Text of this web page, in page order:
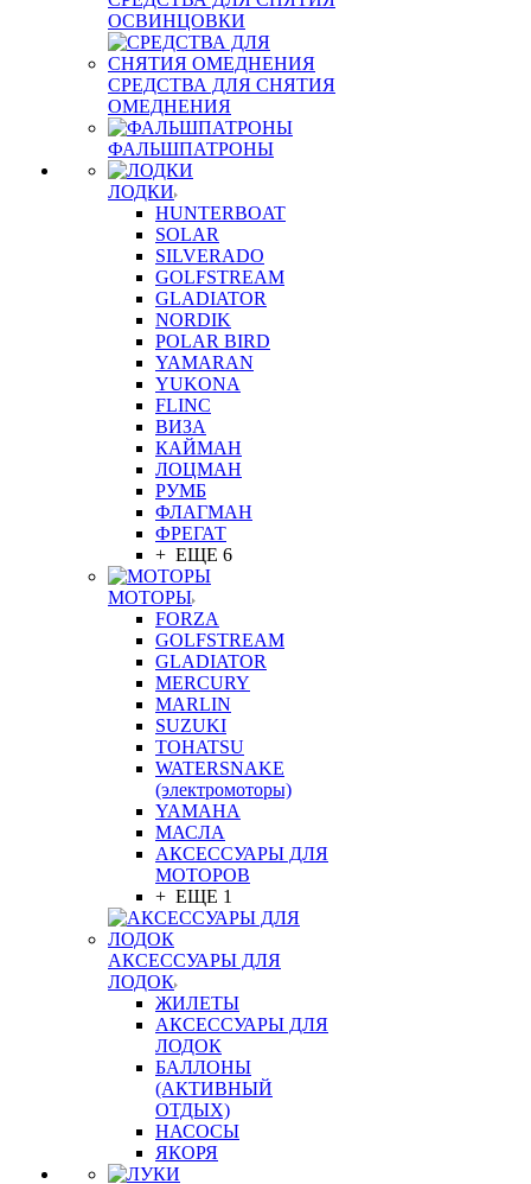
ОСВИНЦОВКИ
СРЕДСТВА ДЛЯ СНЯТИЯ
ОМЕДНЕНИЯ
ФАЛЬШПАТРОНЫ
ЛОДКИ
HUNTERBOAT
SOLAR
SILVERADO
GOLFSTREAM
GLADIATOR
NORDIK
POLAR BIRD
YAMARAN
YUKONA
FLINC
ВИЗА
КАЙМАН
ЛОЦМАН
РУМБ
ФЛАГМАН
ФРЕГАТ
+ ЕЩЕ 6
МОТОРЫ
FORZA
GOLFSTREAM
GLADIATOR
MERCURY
MARLIN
SUZUKI
TOHATSU
WATERSNAKE
(электромоторы)
YAMAHA
МАСЛА
АКСЕССУАРЫ ДЛЯ
МОТОРОВ
+ ЕЩЕ 1
АКСЕССУАРЫ ДЛЯ
ЛОДОК
ЖИЛЕТЫ
АКСЕССУАРЫ ДЛЯ
ЛОДОК
БАЛЛОНЫ
(АКТИВНЫЙ
ОТДЫХ)
НАСОСЫ
ЯКОРЯ